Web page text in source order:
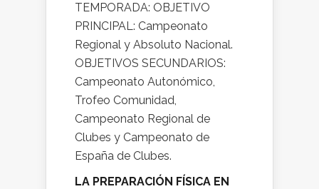
TEMPORADA: OBJETIVO
PRINCIPAL: Campeonato
Regional y Absoluto Nacional.
OBJETIVOS SECUNDARIOS:
Campeonato Autonómico,
Trofeo Comunidad,
Campeonato Regional de
Clubes y Campeonato de
España de Clubes.
LA PREPARACIÓN FÍSICA EN